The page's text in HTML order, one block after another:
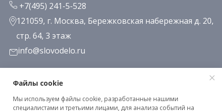
+7(495) 241-5-528
121059, г. Москва, Бережковская набережная д. 20,
стр. 64, 3 этаж
info@slovodelo.ru
Заказать звонок
Подписаться на рассылку
Файлы cookie
Мы используем файлы cookie, разработанные нашими
специалистами и третьими лицами, для анализа событий на